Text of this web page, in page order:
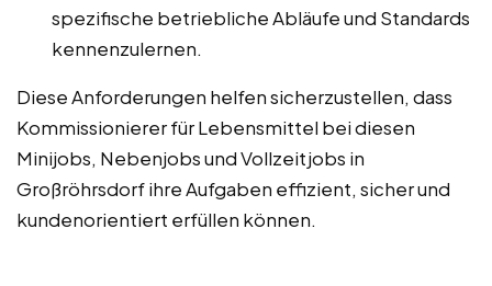
spezifische betriebliche Abläufe und Standards
kennenzulernen.
Diese Anforderungen helfen sicherzustellen, dass
Kommissionierer für Lebensmittel bei diesen
Minijobs, Nebenjobs und Vollzeitjobs in
Großröhrsdorf ihre Aufgaben effizient, sicher und
kundenorientiert erfüllen können.